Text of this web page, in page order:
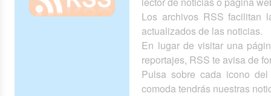
Los archivos RSS facilitan
actualizados de las noticias.
En lugar de visitar una
reportajes, RSS te avisa de
Pulsa sobre cada icono
comoda tendrás nuestras